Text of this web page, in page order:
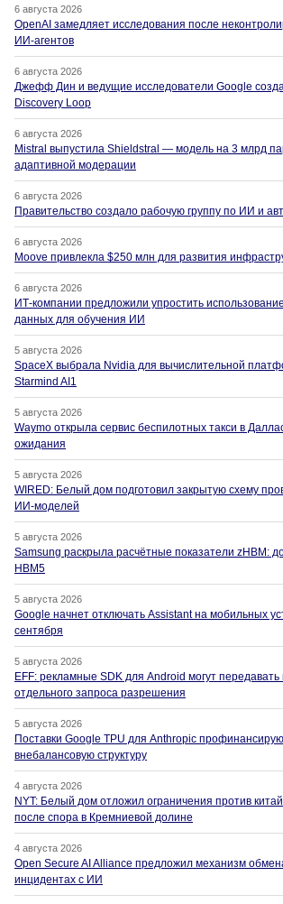
6 августа 2026
OpenAI замедляет исследования после
ИИ-агентов
6 августа 2026
Джефф Дин и ведущие исследователи Google
Discovery Loop
6 августа 2026
Mistral выпустила Shieldstral — модель на 3 млрд
адаптивной модерации
6 августа 2026
Правительство создало рабочую группу по ИИ и
6 августа 2026
Moove привлекла $250 млн для развития
6 августа 2026
ИТ-компании предложили упростить
данных для обучения ИИ
5 августа 2026
SpaceX выбрала Nvidia для вычислительной
Starmind AI1
5 августа 2026
Waymo открыла сервис беспилотных такси в
ожидания
5 августа 2026
WIRED: Белый дом подготовил закрытую схему
ИИ-моделей
5 августа 2026
Samsung раскрыла расчётные показатели zHBM:
HBM5
5 августа 2026
Google начнет отключать Assistant на мобильных
сентября
5 августа 2026
EFF: рекламные SDK для Android могут передавать
отдельного запроса разрешения
5 августа 2026
Поставки Google TPU для Anthropic
внебалансовую структуру
4 августа 2026
NYT: Белый дом отложил ограничения против
после спора в Кремниевой долине
4 августа 2026
Open Secure AI Alliance предложил механизм
инцидентах с ИИ